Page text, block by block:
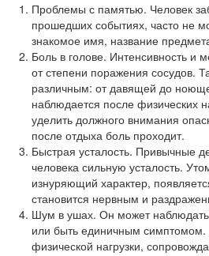
Проблемы с памятью. Человек
прошедших событиях, часто не
знакомое имя, название
Боль в голове. Интенсивность и
от степени поражения сосудов.
различным: от давящей до
наблюдается после физических
уделить должного внимания
после отдыха боль проходит.
Быстрая усталость. Привычные
человека сильную усталость.
изнуряющий характер,
становится нервным и
Шум в ушах. Он может
или быть единичным
физической нагрузки,